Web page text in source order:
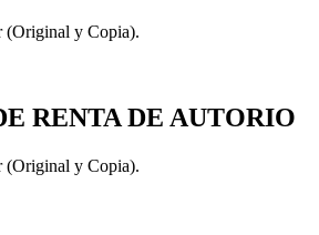
(Original y Copia).
RENTA DE AUTORIO
(Original y Copia).